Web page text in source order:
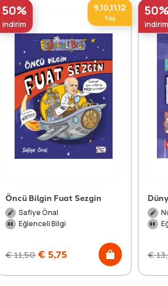
50%
indirim
9,10,11,12
Yaş
Öncü Bilgin Fuat Sezgin
Safiye Önal
Eğlenceli Bilgi
€11,50 € 5,75
50%
indirim
€